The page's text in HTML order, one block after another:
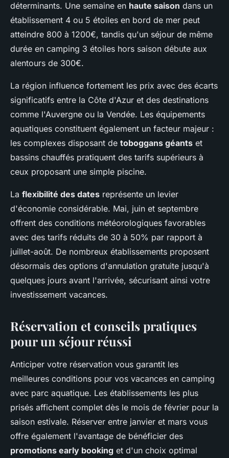
déterminants. Une semaine en haute saison dans un
établissement 4 ou 5 étoiles en bord de mer peut
atteindre 800 à 1200€, tandis qu'un séjour de même
durée en camping 3 étoiles hors saison débute aux
alentours de 300€.
La région influence fortement les prix avec des écarts
significatifs entre la Côte d'Azur et des destinations
comme l'Auvergne ou la Vendée. Les équipements
aquatiques constituent également un facteur majeur :
les complexes disposant de toboggans géants et
bassins chauffés pratiquent des tarifs supérieurs à
ceux proposant une simple piscine.
La flexibilité des dates représente un levier
d'économie considérable. Mai, juin et septembre
offrent des conditions météorologiques favorables
avec des tarifs réduits de 30 à 50% par rapport à
juillet-août. De nombreux établissements proposent
désormais des options d'annulation gratuite jusqu'à
quelques jours avant l'arrivée, sécurisant ainsi votre
investissement vacances.
Réservation et conseils pratiques
pour un séjour réussi
Anticiper votre réservation vous garantit les
meilleures conditions pour vos vacances en camping
avec parc aquatique. Les établissements les plus
prisés affichent complet dès le mois de février pour la
saison estivale. Réserver entre janvier et mars vous
offre également l'avantage de bénéficier des
promotions early booking et d'un choix optimal